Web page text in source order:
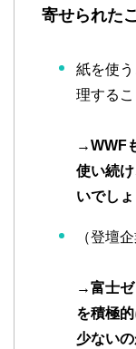
寄せられた
紙を使
理する
→WWF
使い続
いでし
（登壇
→富士ゼ
を積極
少ない